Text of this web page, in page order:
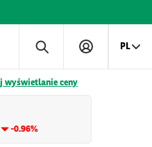
PL
wyświetlanie ceny
-0.96%